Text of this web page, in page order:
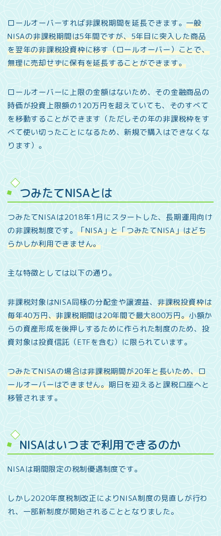
ロールオーバーすれば非課税期間を延長できます。一般
NISAの非課税期間は5年間ですが、5年目に突入した商品
を翌年の非課税投資枠に移す（ロールオーバー）ことで、
無理に売却せずに保有を延長することができます。
ロールオーバーに上限の金額はないため、その金融商品の
時価が投資上限額の120万円を超えていても、そのすべて
を移動することができます（ただしその年の非課税枠をす
べて使い切ったことになるため、新規で購入はできなくな
ります）。
つみたてNISAとは
つみたてNISAは2018年1月にスタートした、長期運用向け
の非課税制度です。 「NISA」と「つみたてNISA」はどち
らかしか利用できません。
主な特徴としては以下の通り。
非課税対象はNISA同様の分配金や譲渡益、非課税投資枠は
毎年40万円、非課税期間は20年間で最大800万円。小額か
らの資産形成を後押しするために作られた制度のため、投
資対象は投資信託（ETFを含む）に限られています。
つみたてNISAの場合は非課税期間が20年と長いため、ロ
ールオーバーはできません。期日を迎えると課税口座へと
移管されます。
NISAはいつまで利用できるのか
NISAは期間限定の税制優遇制度です。
しかし2020年度税制改正によりNISA制度の見直しが行わ
れ、一部新制度が開始されることとなりました。